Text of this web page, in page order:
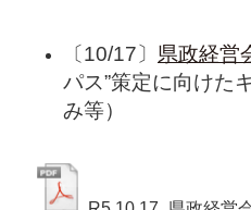
〔10/17〕 県政経営
パス”策定に向けた
み等）